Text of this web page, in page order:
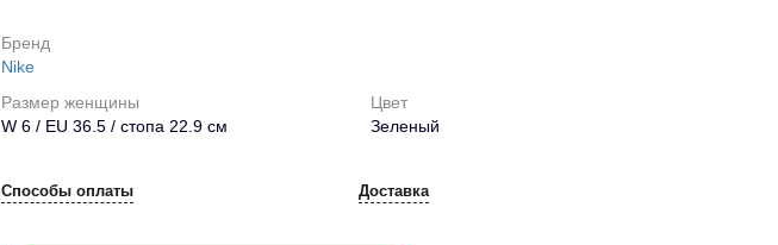
Бренд
Nike
Размер женщины
W 6 / EU 36.5 / стопа 22.9 см
Цвет
Зеленый
Способы оплаты Доставка